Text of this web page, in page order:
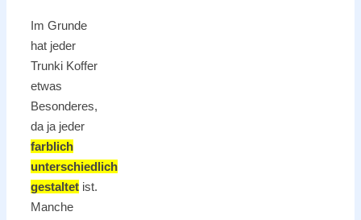
Im Grunde
hat jeder
Trunki Koffer
etwas
Besonderes,
da ja jeder
farblich
unterschiedlich
gestaltet ist.
Manche